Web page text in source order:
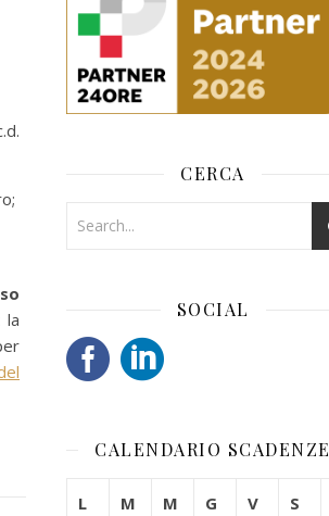
la
CERCA
SOCIAL
CALENDARIO SCADENZE
L M M G V S